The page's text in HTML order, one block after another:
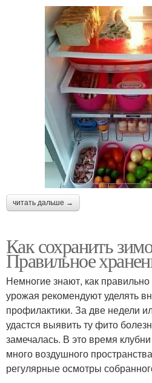
читать дальше →
Как сохранить
Правильное
Немногие знают, как
урожая рекомендуют уделять
профилактики. За две недели
удастся выявить ту фито
замечалась. В это время
много воздушного
регулярные осмотры